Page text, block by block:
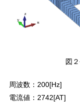
図２−１．メッ
周波数：200[Hz]
電流値：2742[AT]